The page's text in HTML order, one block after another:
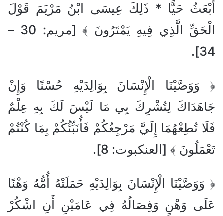
أُبْعَثُ حَيًّا * ذَلِكَ عِيسَى ابْنُ مَرْيَمَ قَوْلَ
الْحَقِّ الَّذِي فِيهِ يَمْتَرُونَ ﴾ [مريم: 30 –
34].
﴿ وَوَصَّيْنَا الْإِنْسَانَ بِوَالِدَيْهِ حُسْنًا وَإِنْ
جَاهَدَاكَ لِتُشْرِكَ بِي مَا لَيْسَ لَكَ بِهِ عِلْمٌ
فَلَا تُطِعْهُمَا إِلَيَّ مَرْجِعُكُمْ فَأُنَبِّئُكُمْ بِمَا كُنْتُمْ
تَعْمَلُونَ ﴾ [العنكبوت: 8].
﴿ وَوَصَّيْنَا الْإِنْسَانَ بِوَالِدَيْهِ حَمَلَتْهُ أُمُّهُ وَهْنًا
عَلَى وَهْنٍ وَفِصَالُهُ فِي عَامَيْنِ أَنِ اشْكُرْ